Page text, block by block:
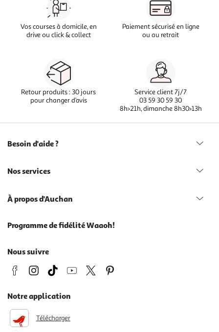
Vos courses à domicile, en
drive ou click & collect
Paiement sécurisé en ligne
ou au retrait
Retour produits : 30 jours
pour changer d’avis
Service client 7j/7
03 59 30 59 30
8h>21h, dimanche 8h30>13h
Besoin d'aide ?
Nos services
À propos d'Auchan
Programme de fidélité Waaoh!
Nous suivre
Notre application
Télécharger